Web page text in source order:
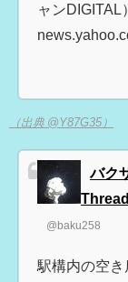
ャンDIGITAL）
（出典 @Y87G35）
バク
@baku258
駅構内の空